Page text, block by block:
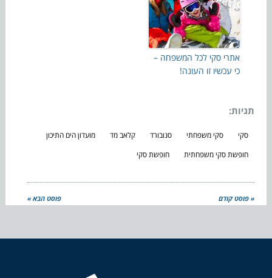
אתרי סקי לכל המשפחה –
כי עכשיו זו העונה!
תגיות:
סקי סקי משפחתי סנובורד קלאב מד
מועדון הים התיכון
חופשת סקי משפחתית
חופשת סקי
« פוסט קודם פוסט הבא »